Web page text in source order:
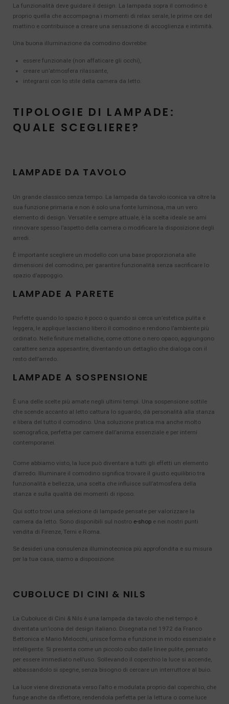
La funzionalità deve guidare il design. La lampada sopra il comodino è
proprio quella che accompagna i momenti di relax serale, le prime ore del
mattino e contribuisce a creare una sensazione di accoglienza e intimità.
Una buona illuminazione da comodino dovrebbe:
essere funzionale (non affaticare gli occhi),
creare un’atmosfera rilassante,
integrarsi con lo stile della camera da letto.
TIPOLOGIE DI LAMPADE:
QUALE SCEGLIERE?
LAMPADE DA TAVOLO
Un grande classico senza tempo. La lampada da tavolo iconica va oltre la
sua funzione primaria e non è solo una fonte luminosa, ma un vero
elemento di design. Versatile e sempre attuale, è la scelta ideale se ami
rinnovare spesso l’aspetto della camera o modificare la disposizione degli
arredi.
È importante scegliere un modello con una base proporzionata alle
dimensioni del comodino, per garantire funzionalità senza sacrificare lo
spazio d’appoggio.
LAMPADE A PARETE
Perfette quando lo spazio è poco o quando si cerca un’estetica pulita e
leggera, le applique lasciano libero il comodino e rendono l’ambiente più
ordinato. Nelle finiture metalliche, come ottone o nero opaco, aggiungono
carattere senza appesantire, diventando un dettaglio che dialoga con il
resto dell’arredo.
LAMPADE A SOSPENSIONE
È una delle scelte più amate negli ultimi tempi. Una sospensione sottile
che scende accanto al letto cattura lo sguardo, dà personalità alla stanza
e libera del tutto il comodino. Una soluzione pratica ma anche molto
scenografica, perfetta per camere dall’anima essenziale e per interni
contemporanei.
Come abbiamo visto, la luce può diventare a tutti gli effetti un elemento
d’arredo. Illuminare il comodino significa trovare il giusto equilibrio tra
funzionalità e bellezza, una scelta che influisce sull’atmosfera della
stanza e sulla qualità dei momenti di riposo.
Qui sotto trovi una selezione di lampade pensate per valorizzare la
camera da letto. Sono disponibili sul nostro e-shop e nei nostri punti
vendita di Firenze, Terni e Roma.
Se desideri una consulenza illuminotecnica più approfondita e su misura
per la tua casa, siamo a disposizione.
CUBOLUCE DI CINI & NILS
La Cuboluce di Cini & Nils è una lampada da tavolo che nel tempo è
diventata un’icona del design italiano. Disegnata nel 1972 da Franco
Bettonica e Mario Melocchi, unisce forma e funzione in modo essenziale e
intelligente. Si presenta come un piccolo cubo dalle linee pulite, pensato
per essere immediato nell’uso. Sollevando il coperchio la luce si accende,
abbassandolo si spegne, senza bisogno di cercare un interruttore al buio.
La luce viene direzionata verso l’alto e modulata proprio dal coperchio, che
funge anche da riflettore, rendendola perfetta per la lettura o come luce